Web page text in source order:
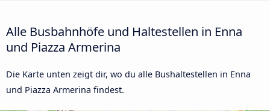
Alle Busbahnhöfe und Haltestellen in Enna
und Piazza Armerina
Die Karte unten zeigt dir, wo du alle Bushaltestellen in Enna
und Piazza Armerina findest.